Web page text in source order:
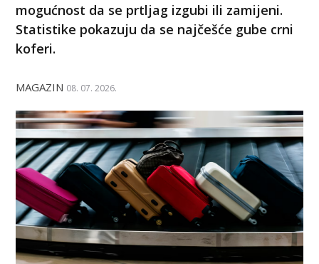
mogućnost da se prtljag izgubi ili zamijeni.
Statistike pokazuju da se najčešće gube crni
koferi.
MAGAZIN 08. 07. 2026.